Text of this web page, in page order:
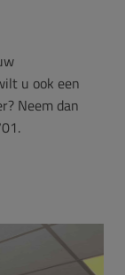
u ook een
Neem dan